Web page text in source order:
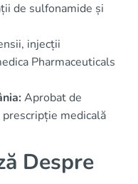
de sulfonamide și
injecții
Pharmaceuticals
Aprobat de
medicală
Despre